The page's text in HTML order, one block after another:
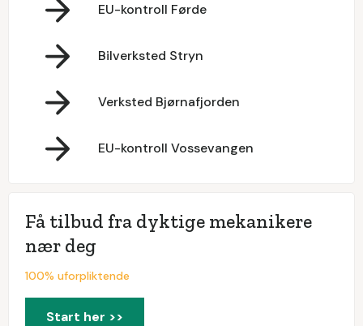
EU-kontroll Førde
Bilverksted Stryn
Verksted Bjørnafjorden
EU-kontroll Vossevangen
Få tilbud fra dyktige mekanikere
nær deg
100% uforpliktende
Start her >>